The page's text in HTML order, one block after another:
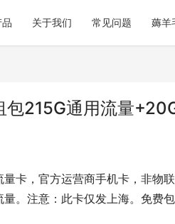
关于我们 常见问题 薅羊
215G通用流量
卡，官方运营商手机卡，非物
。注意：此卡仅发上海。免费包